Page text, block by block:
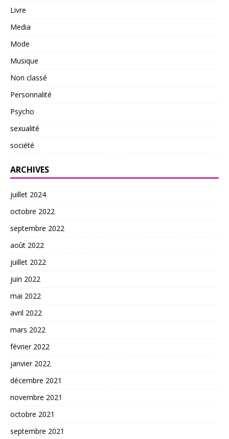
Livre
Media
Mode
Musique
Non classé
Personnalité
Psycho
sexualité
société
ARCHIVES
juillet 2024
octobre 2022
septembre 2022
août 2022
juillet 2022
juin 2022
mai 2022
avril 2022
mars 2022
février 2022
janvier 2022
décembre 2021
novembre 2021
octobre 2021
septembre 2021